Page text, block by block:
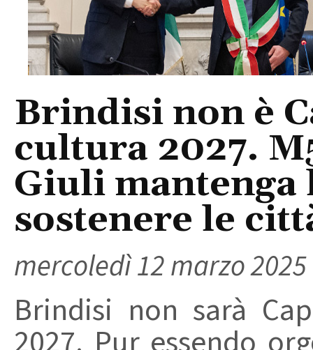
Brindisi non è
cultura 2027.
Giuli mantenga
sostenere le
mercoledì 12 marzo 2025
Brindisi non sarà